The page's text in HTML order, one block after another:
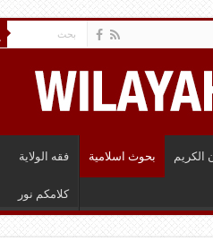
الكريم بحوث اسلامية فقه الولاية
كلامكم نور